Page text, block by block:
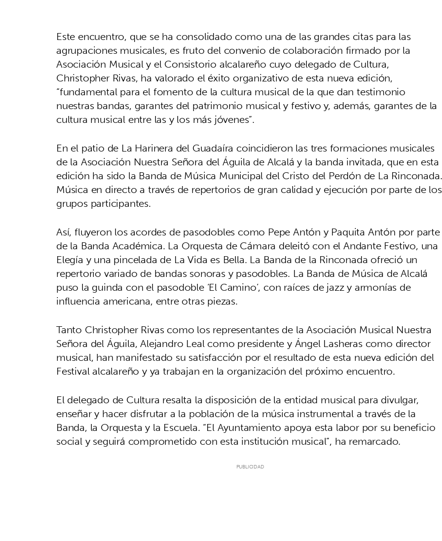
Este encuentro, que se ha consolidado como una de las grandes citas para las
agrupaciones musicales, es fruto del convenio de colaboración firmado por la
Asociación Musical y el Consistorio alcalareño cuyo delegado de Cultura,
Christopher Rivas, ha valorado el éxito organizativo de esta nueva edición,
“fundamental para el fomento de la cultura musical de la que dan testimonio
nuestras bandas, garantes del patrimonio musical y festivo y, además, garantes de la
cultura musical entre las y los más jóvenes”.
En el patio de La Harinera del Guadaíra coincidieron las tres formaciones musicales
de la Asociación Nuestra Señora del Águila de Alcalá y la banda invitada, que en esta
edición ha sido la Banda de Música Municipal del Cristo del Perdón de La Rinconada.
Música en directo a través de repertorios de gran calidad y ejecución por parte de los
grupos participantes.
Así, fluyeron los acordes de pasodobles como Pepe Antón y Paquita Antón por parte
de la Banda Académica. La Orquesta de Cámara deleitó con el Andante Festivo, una
Elegía y una pincelada de La Vida es Bella. La Banda de la Rinconada ofreció un
repertorio variado de bandas sonoras y pasodobles. La Banda de Música de Alcalá
puso la guinda con el pasodoble ‘El Camino’, con raíces de jazz y armonías de
influencia americana, entre otras piezas.
Tanto Christopher Rivas como los representantes de la Asociación Musical Nuestra
Señora del Águila, Alejandro Leal como presidente y Ángel Lasheras como director
musical, han manifestado su satisfacción por el resultado de esta nueva edición del
Festival alcalareño y ya trabajan en la organización del próximo encuentro.
El delegado de Cultura resalta la disposición de la entidad musical para divulgar,
enseñar y hacer disfrutar a la población de la música instrumental a través de la
Banda, la Orquesta y la Escuela. “El Ayuntamiento apoya esta labor por su beneficio
social y seguirá comprometido con esta institución musical”, ha remarcado.